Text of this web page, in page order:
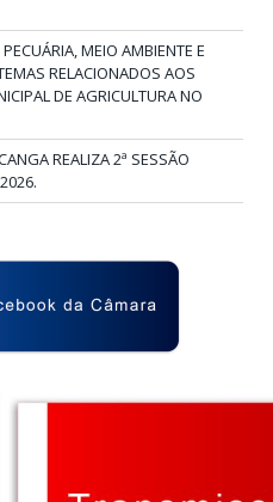
MEIO AMBIENTE E
RELACIONADOS AOS
DE AGRICULTURA NO
REALIZA 2ª SESSÃO